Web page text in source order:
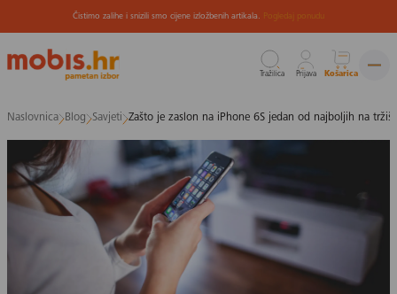
na
sadržaj
Čistimo zalihe i snizili smo cijene izložbenih artikala. Pogledaj ponudu
Tražilica Prijava Košarica
Naslovnica Blog Savjeti Zašto je zaslon na iPhone 6S jedan od najboljih na